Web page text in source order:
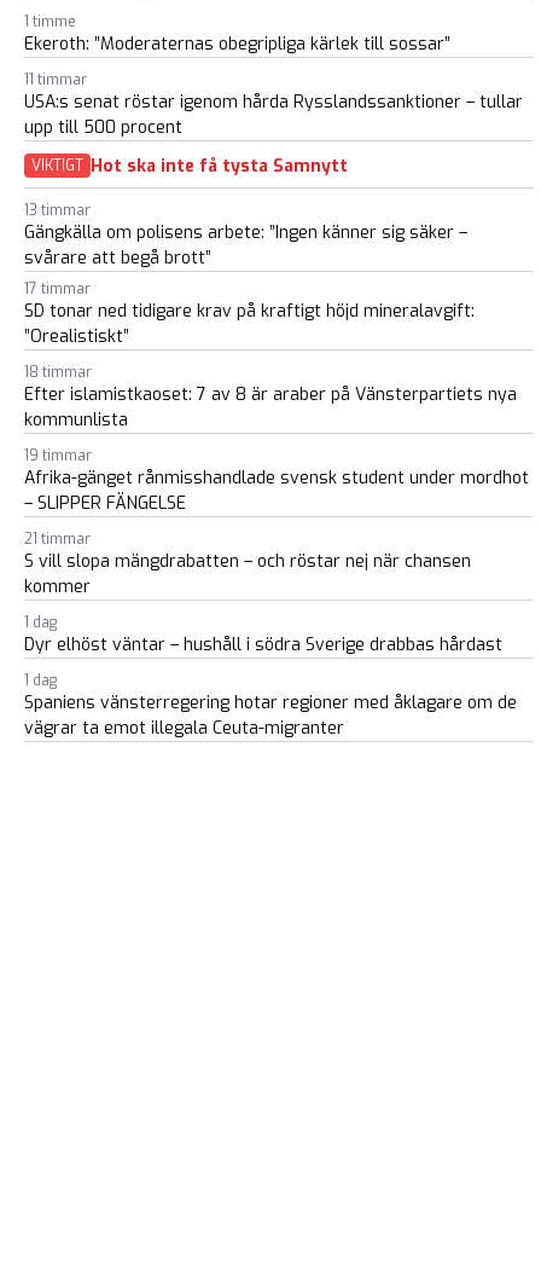
1 timme
Ekeroth: ”Moderaternas obegripliga kärlek till sossar”
11 timmar
USA:s senat röstar igenom hårda Rysslandssanktioner – tullar
upp till 500 procent
VIKTIGT Hot ska inte få tysta Samnytt
13 timmar
Gängkälla om polisens arbete: ”Ingen känner sig säker –
svårare att begå brott”
17 timmar
SD tonar ned tidigare krav på kraftigt höjd mineralavgift:
”Orealistiskt”
18 timmar
Efter islamistkaoset: 7 av 8 är araber på Vänsterpartiets nya
kommunlista
19 timmar
Afrika-gänget rånmisshandlade svensk student under mordhot
– SLIPPER FÄNGELSE
21 timmar
S vill slopa mängdrabatten – och röstar nej när chansen
kommer
1 dag
Dyr elhöst väntar – hushåll i södra Sverige drabbas hårdast
1 dag
Spaniens vänsterregering hotar regioner med åklagare om de
vägrar ta emot illegala Ceuta-migranter